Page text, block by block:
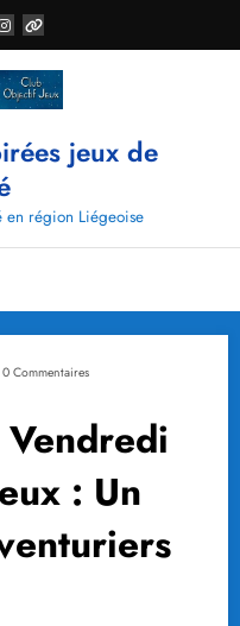
jeux de
en région Liégeoise
0 Commentaires
: Un